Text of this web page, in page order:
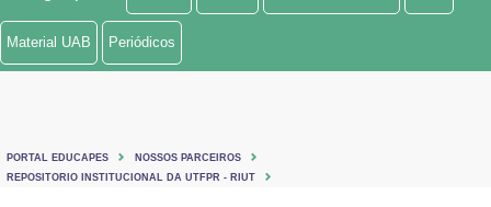
Ministério de Minas e Energia
Ministério do Turismo
Material UAB Periódicos
PORTAL EDUCAPES
NOSSOS PARCEIROS
REPOSITORIO INSTITUCIONAL DA UTFPR - RIUT